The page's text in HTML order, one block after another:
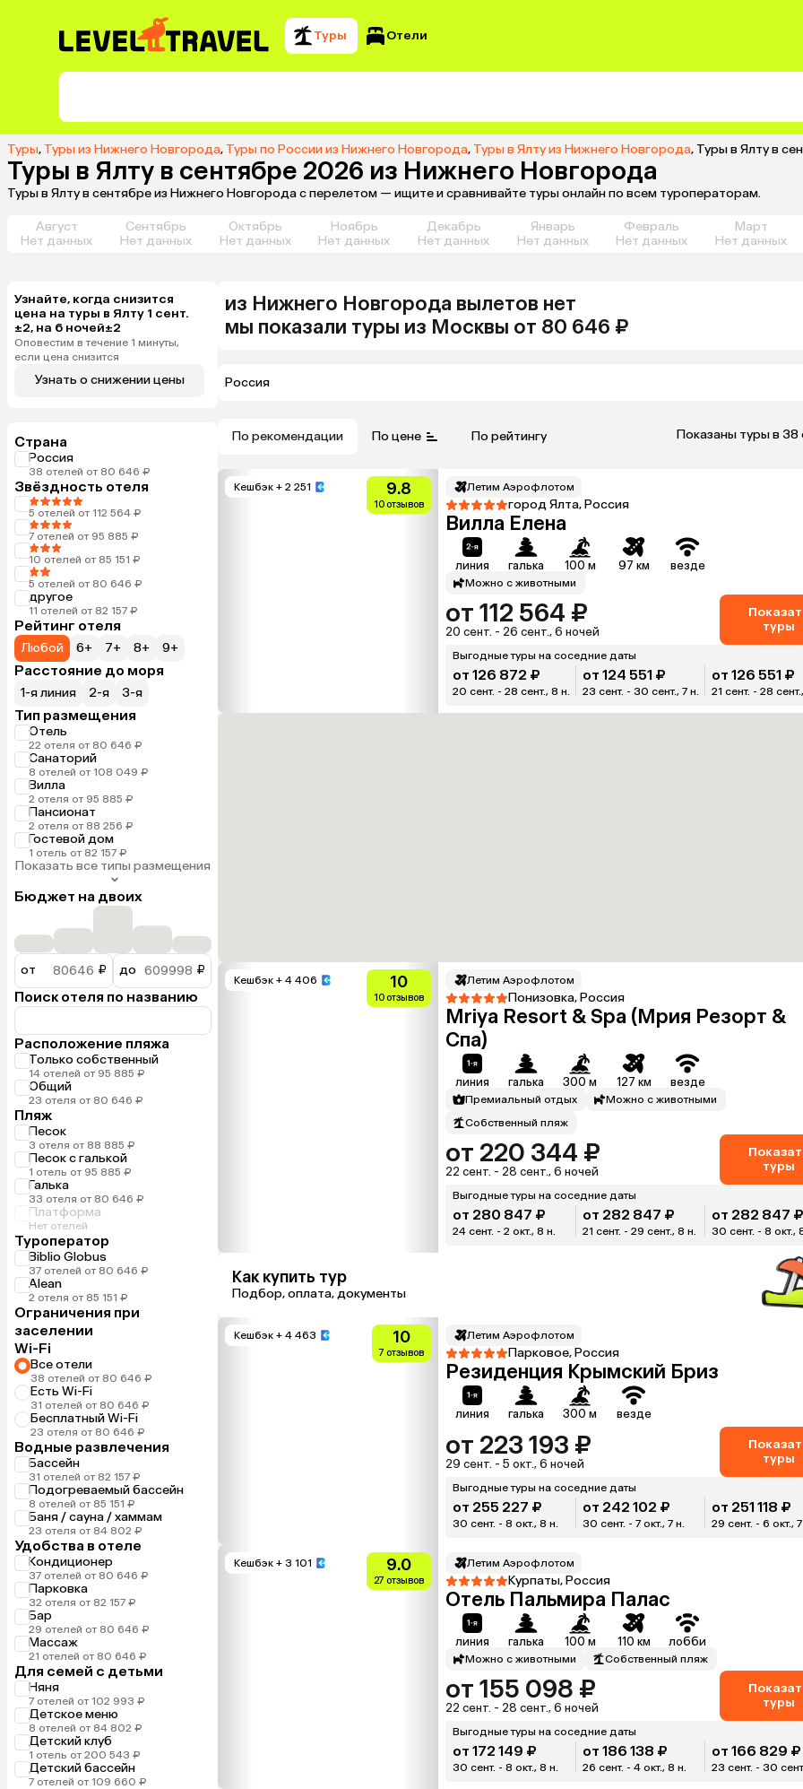
Туры Отели
Туры, Туры из Нижнего Новгорода, Туры по России из Нижнего Новгорода, Туры в Ялту из Нижнего Новгорода, Туры в Ялту в
Туры в Ялту в сентябре 2026 из Нижнего Новгорода
Туры в Ялту в сентябре из Нижнего Новгорода с перелетом — ищите и сравнивайте туры онлайн по всем туроператорам.
Август
Нет данных
Сентябрь
Нет данных
Октябрь
Нет данных
Ноябрь
Нет данных
Декабрь
Нет данных
Январь
Нет данных
Февраль
Нет данных
Март
Нет данных
Узнайте, когда снизится
цена на туры в Ялту 1 сент.
±2, на 6 ночей±2
Оповестим в течение 1 минуты,
если цена снизится
Узнать о снижении цены
Страна
Россия
38 отелей от 80 646 ₽
Звёздность отеля
5 отелей от 112 564 ₽
7 отелей от 95 885 ₽
10 отелей от 85 151 ₽
5 отелей от 80 646 ₽
другое
11 отелей от 82 157 ₽
Рейтинг отеля
Любой 6+ 7+ 8+ 9+
Расстояние до моря
1-я линия 2-я 3-я
Тип размещения
Отель
22 отеля от 80 646 ₽
Санаторий
8 отелей от 108 049 ₽
Вилла
2 отеля от 95 885 ₽
Пансионат
2 отеля от 88 256 ₽
Гостевой дом
1 отель от 82 157 ₽
Показать все типы размещения
Бюджет на двоих
от ₽ до ₽
Поиск отеля по названию
Расположение пляжа
Только собственный
14 отелей от 95 885 ₽
Общий
23 отеля от 80 646 ₽
Пляж
Песок
3 отеля от 88 885 ₽
Песок с галькой
1 отель от 95 885 ₽
Галька
33 отеля от 80 646 ₽
Платформа
Нет отелей
Туроператор
Biblio Globus
37 отелей от 80 646 ₽
Alean
2 отеля от 85 151 ₽
Ограничения при
заселении
Wi-Fi
Все отели
38 отелей от 80 646 ₽
Есть Wi-Fi
31 отелей от 80 646 ₽
Бесплатный Wi-Fi
23 отеля от 80 646 ₽
Водные развлечения
Бассейн
31 отелей от 82 157 ₽
Подогреваемый бассейн
8 отелей от 85 151 ₽
Баня / сауна / хаммам
23 отеля от 84 802 ₽
Удобства в отеле
Кондиционер
37 отелей от 80 646 ₽
Парковка
32 отеля от 82 157 ₽
Бар
29 отелей от 80 646 ₽
Массаж
21 отелей от 80 646 ₽
Для семей с детьми
Няня
7 отелей от 102 993 ₽
Детское меню
8 отелей от 84 802 ₽
Детский клуб
1 отель от 200 543 ₽
Детский бассейн
7 отелей от 109 660 ₽
из Нижнего Новгорода вылетов нет
мы показали туры из Москвы от 80 646 ₽
Россия
По рекомендации По цене По рейтингу Показаны туры в 38
Кешбэк + 2 251 9.8
10 отзывов
Летим Аэрофлотом
город Ялта, Россия
Вилла Елена
линия галька 100 м 97 км везде
Можно с животными
от 112 564 ₽
20 сент. - 26 сент., 6 ночей
туры
Выгодные туры на соседние даты
от 126 872 ₽
20 сент. - 28 сент., 8 н.
от 124 551 ₽
23 сент. - 30 сент., 7 н.
от 126 551 ₽
21 сент. - 28
Кешбэк + 4 406 10
10 отзывов
Летим Аэрофлотом
Понизовка, Россия
Mriya Resort & Spa (Мрия Резорт &
Спа)
линия галька 300 м 127 км везде
Премиальный отдых
Можно с животными
Собственный пляж
от 220 344 ₽
22 сент. - 28 сент., 6 ночей
туры
Выгодные туры на соседние даты
от 280 847 ₽
24 сент. - 2 окт., 8 н.
от 282 847 ₽
21 сент. - 29 сент., 8 н.
от 282 847
30 сент. - 8 окт.,
Как купить тур
Подбор, оплата, документы
Кешбэк + 4 463 10
7 отзывов
Летим Аэрофлотом
Парковое, Россия
Резиденция Крымский Бриз
линия галька 300 м везде
от 223 193 ₽
29 сент. - 5 окт., 6 ночей
туры
Выгодные туры на соседние даты
от 255 227 ₽
30 сент. - 8 окт., 8 н.
от 242 102 ₽
30 сент. - 7 окт., 7 н.
от 251 118 ₽
29 сент. - 6 окт.,
Кешбэк + 3 101 9.0
27 отзывов
Летим Аэрофлотом
Курпаты, Россия
Отель Пальмира Палас
линия галька 100 м 110 км лобби
Можно с животными Собственный пляж
от 155 098 ₽
22 сент. - 28 сент., 6 ночей
туры
Выгодные туры на соседние даты
от 172 149 ₽
30 сент. - 8 окт., 8 н.
от 186 138 ₽
26 сент. - 4 окт., 8 н.
от 166 829 ₽
23 сент. - 30